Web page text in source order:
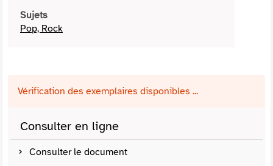
Sujets
Pop, Rock
Vérification des exemplaires disponibles ...
Consulter en ligne
Consulter le document